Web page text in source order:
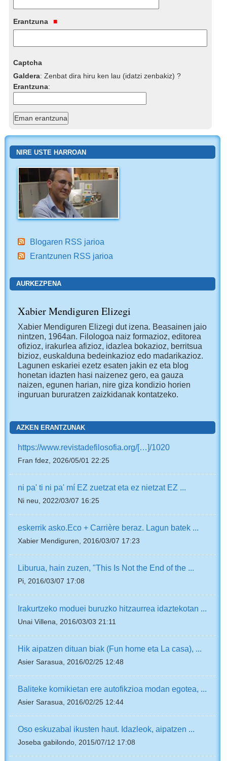
Erantzuna
Captcha
Galdera:Zenbat dira hiru ken lau (idatzi zenbakiz) ?
Erantzuna:
NIRE USTE HARROAN
Blogaren RSS jarioa
Erantzunen RSS jarioa
AURKEZPENA
Xabier Mendiguren Elizegi
Xabier Mendiguren Elizegi dut izena. Beasainen jaio
nintzen, 1964an. Filologoa naiz formazioz, editorea
ofizioz, irakurlea afizioz, idazlea bokazioz, berritsua
bizioz, euskalduna bedeinkazioz edo madarikazioz.
Lagunen eskariei ezetz esaten jakin ez eta blog
honetan idazten hasi naizenez gero, ea gauza
naizen, egunen harian, nire giza kondizio horien
inguruan bururatzen zaizkidanak kontatzeko.
AZKEN ERANTZUNAK
https://www.revistadefilosofia.org/[…]/1020
Fran fdez, 2026/05/01 22:25
ni pa' ti ni pa' mí EZ zuetzat eta ez nietzat EZ ...
Ni neu, 2022/03/07 16:25
eskerrik asko.Eco + Carrière beraz. Lagun batek ...
Xabier Mendiguren, 2016/03/07 17:23
Liburua, hain zuzen, "This Is Not the End of the ...
Pi, 2016/03/07 17:08
Irakurtzeko moduei buruzko hitzaurrea idaztekotan ...
Unai Villena, 2016/03/03 21:11
Hik aipatzen dituan biak (Fun home eta La casa), ...
Asier Sarasua, 2016/02/25 12:48
Baliteke komikietan ere autofikzioa modan egotea, ...
Asier Sarasua, 2016/02/25 12:44
Oso eskuzabal ikusten haut. Idazleok, aipatzen ...
Joseba gabilondo, 2015/07/12 17:08